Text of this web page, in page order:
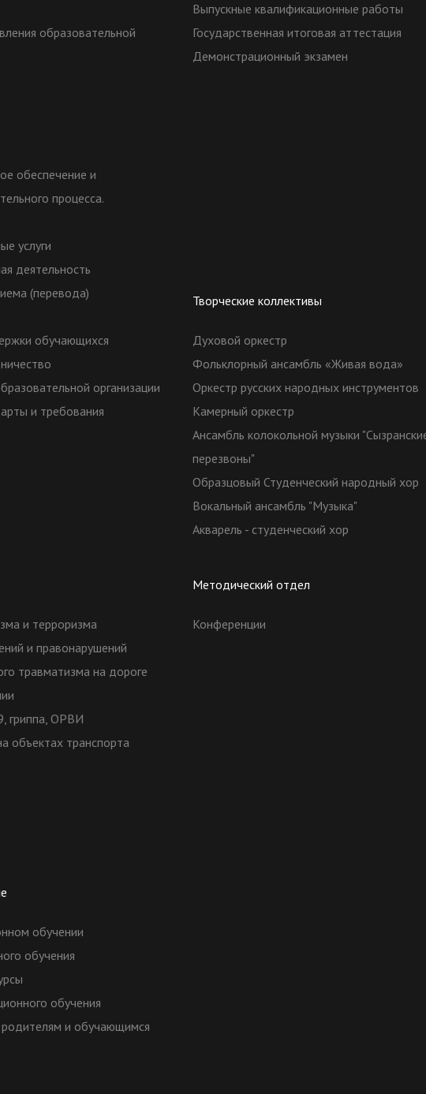
образовательной
обеспечение и
процесса.
услуги
деятельность
(перевода)
обучающихся
организации
и требования
Выпускные квалификационные работы
Государственная итоговая аттестация
Демонстрационный экзамен
Творческие коллективы
Духовой оркестр
Фольклорный ансамбль «Живая вода»
Оркестр русских народных инструментов
Камерный оркестр
Ансамбль колокольной музыки
перезвоны"
Образцовый Студенческий народный хор
Вокальный ансамбль "Музыка"
Акварель - студенческий хор
и терроризма
и правонарушений
травматизма на дороге
гриппа, ОРВИ
объектах транспорта
Методический отдел
Конференции
обучении
обучения
обучения
и обучающимся